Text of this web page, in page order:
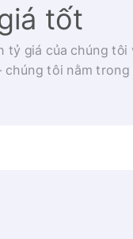
tốt
tỷ giá của chúng tôi
tôi nằm